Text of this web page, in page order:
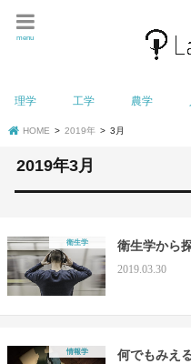
menu
理学 工学 農学
HOME 2019年 3月
2019年3月
衛生学 衛生学から
2019.03.30
情報学
何でもみえ